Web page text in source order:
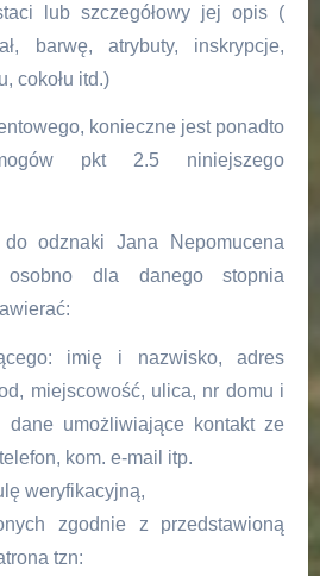
lub szczegółowy jej opis (
barwę, atrybuty, inskrypcje,
cokołu itd.)
konieczne jest ponadto
pkt 2.5 niniejszego
odznaki Jana Nepomucena
osobno dla danego stopnia
imię i nazwisko, adres
miejscowość, ulica, nr domu i
dane umożliwiające kontakt ze
kom. e-mail itp.
weryfikacyjną,
zgodnie z przedstawioną
tzn: